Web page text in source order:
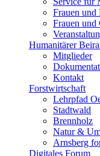
Frauen und
Frauen und
Humanitärer
Mitglieder
Kontakt
Forstwirtschaft
Lehrpfad
Stadtwald
Brennholz
Natur &
Arnsberg
Digitales Forum